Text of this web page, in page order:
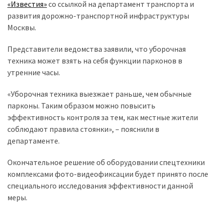
(3 678)
Тюнинг
спорт
(733)
(521)
Автовласнику
(474)
(370)
Автошоу
(358)
«Известия»со ссылкой на департамент транспорта и
развития дорожно-транспортной инфраструктуры
Москвы.
Представители ведомства заявили, что уборочная
техника может взять на себя функции парконов в
утренние часы.
«Уборочная техника выезжает раньше, чем обычные
парконы. Таким образом можно повысить
эффективность контроля за тем, как местные жители
соблюдают правила стоянки», – пояснили в
департаменте.
Окончательное решение об оборудовании спецтехники
комплексами фото-видеофиксации будет принято после
специального исследования эффективности данной
меры.